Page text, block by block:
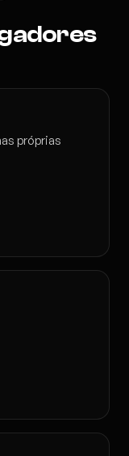
próprias